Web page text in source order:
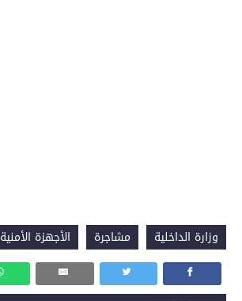
وزارة الداخلية مشاجرة الأجهزة الأمنية